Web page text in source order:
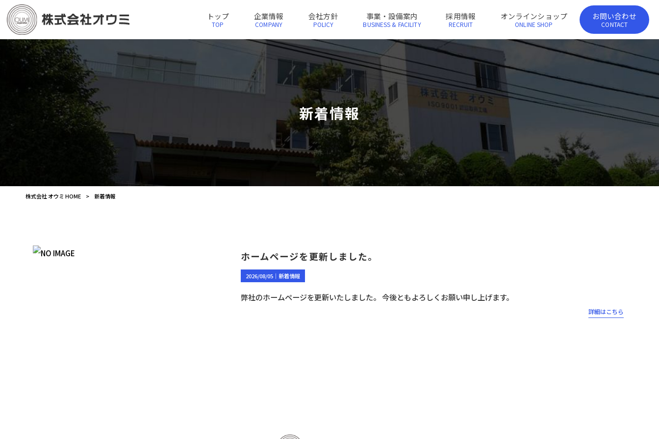
トップ
TOP
企業情報
COMPANY
会社方針
POLICY
事業・設備案内
BUSINESS & FACILITY
採用情報
RECRUIT
オンラインショップ
ONLINE SHOP
お問い合わせ
CONTACT
新着情報
株式会社 オウミ HOME > 新着情報
ホームページを更新しました。
2026/08/05｜ 新着情報
弊社のホームページを更新いたしました。 今後ともよろしくお願い申し上げます。
詳細はこちら